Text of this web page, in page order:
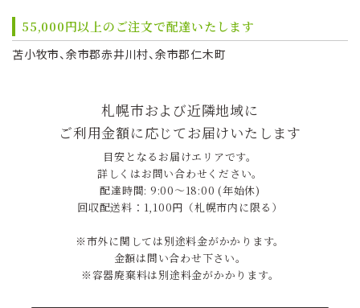
55,000円以上のご注文で配達いたします
苫小牧市、余市郡赤井川村、余市郡仁木町
札幌市および近隣地域に
ご利用金額に応じてお届けいたします
目安となるお届けエリアです。
詳しくはお問い合わせください。
配達時間: 9:00～18:00 (年始休)
回収配送料：1,100円（札幌市内に限る）
※市外に関しては別途料金がかかります。
金額は問い合わせ下さい。
※容器廃棄料は別途料金がかかります。